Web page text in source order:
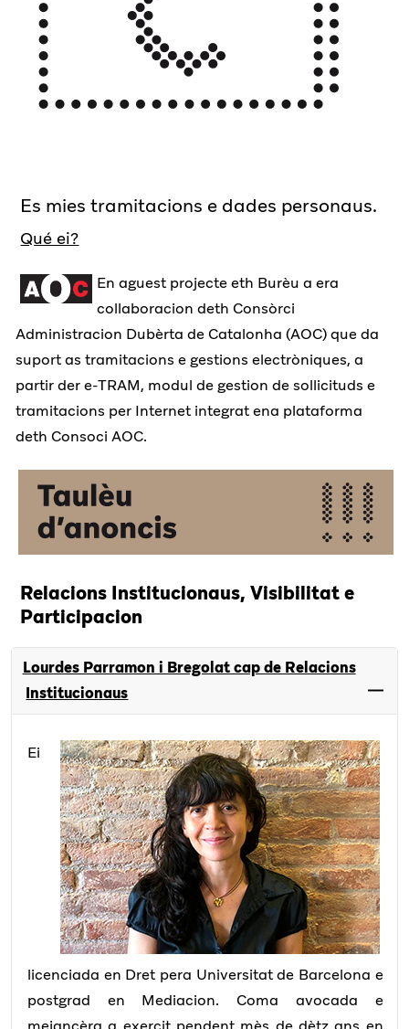
Es mies tramitacions e dades personaus.
Qué ei?
En aguest projecte eth Burèu a era
collaboracion deth Consòrci
Administracion Dubèrta de Catalonha (AOC) que da
suport as tramitacions e gestions electròniques, a
partir der e-TRAM, modul de gestion de sollicituds e
tramitacions per Internet integrat ena plataforma
deth Consoci AOC.
Relacions Institucionaus, Visibilitat e
Participacion
Lourdes Parramon i Bregolat cap de Relacions
Institucionaus
Ei
licenciada en Dret pera Universitat de Barcelona e
postgrad en Mediacion. Coma avocada e